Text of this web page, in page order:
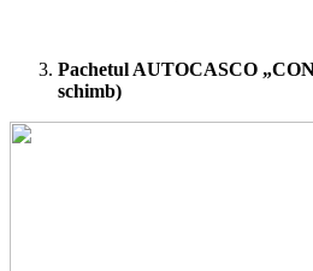
Pachetul AUTOCASCO
schimb)